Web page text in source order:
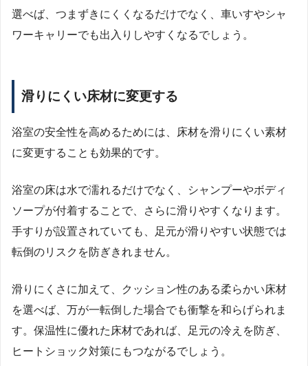
選べば、つまずきにくくなるだけでなく、車いすやシャ
ワーキャリーでも出入りしやすくなるでしょう。
滑りにくい床材に変更する
浴室の安全性を高めるためには、床材を滑りにくい素材
に変更することも効果的です。
浴室の床は水で濡れるだけでなく、シャンプーやボディ
ソープが付着することで、さらに滑りやすくなります。
手すりが設置されていても、足元が滑りやすい状態では
転倒のリスクを防ぎきれません。
滑りにくさに加えて、クッション性のある柔らかい床材
を選べば、万が一転倒した場合でも衝撃を和らげられま
す。保温性に優れた床材であれば、足元の冷えを防ぎ、
ヒートショック対策にもつながるでしょう。